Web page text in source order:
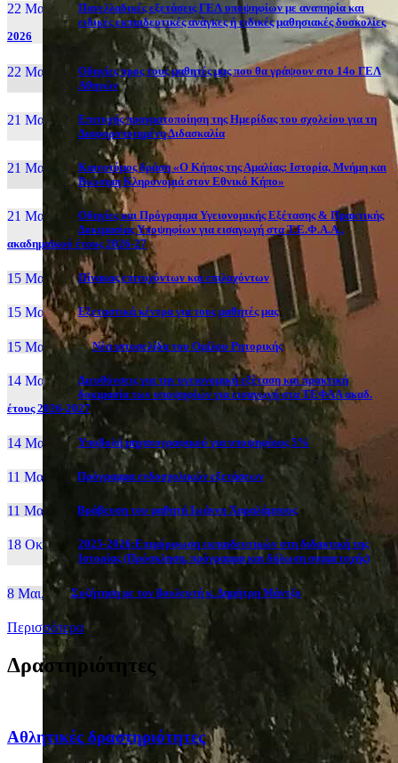
22 Μαι, 26
Πανελλαδικές εξετάσεις ΓΕΛ υποψηφίων με αναπηρία και
ειδικές εκπαιδευτικές ανάγκες ή ειδικές μαθησιακές δυσκολίες
2026
22 Μαι, 26
Οδηγίες προς τους μαθητές μας που θα γράψουν στο 14ο ΓΕΛ
Αθηνών
21 Μαι, 26
Επιτυχής πραγματοποίηση της Ημερίδας του σχολείου για τη
Διαφοροποιημένη Διδασκαλία
21 Μαι, 26
Καινοτόμος δράση «Ο Κήπος της Αμαλίας: Ιστορία, Μνήμη και
Βιώσιμη Κληρονομιά στον Εθνικό Κήπο»
21 Μαι, 26
Οδηγίες και Πρόγραμμα Υγειονομικής Εξέτασης & Πρακτικής
Δοκιμασίας Υποψηφίων για εισαγωγή στα Τ.Ε.Φ.Α.Α.,
ακαδημαϊκού έτους 2026-27
15 Μαι, 26 Πίνακας επιτυχόντων και επιλαχόντων
15 Μαι, 26 Εξεταστικά κέντρα για τους μαθητές μας
15 Μαι, 2026 Νέα ιστοσελίδα του Ομίλου Ρητορικής
14 Μαι, 26
Διευθύνσεις για την υγειονομική εξέταση και πρακτική
δοκιμασία των υποψηφίων για εισαγωγή στα ΤΕΦΑΑ ακαδ.
έτους 2026-2027
14 Μαι, 26 Yποβολή μηχανογραφικού για υποψηφίους 5%
11 Μαι, 26 Πρόγραμμα ενδοσχολικών εξετάσεων
11 Μαι, 26 Βράβευση του μαθητή Ιωάννη Χαραλάμπους
18 Οκτ, 25
2025-2026:Επιμόρφωση εκπαιδευτικών στη διδακτική της
Ιστορίας (Πρόσκληση, πρόγραμμα και δήλωση συμμετοχής)
8 Μαι, 26 Συζήτηση με τον βουλευτή κ. Δημήτρη Μάντζο
Περισσότερα
Δραστηριότητες
Αθλητικές δραστηριότητες